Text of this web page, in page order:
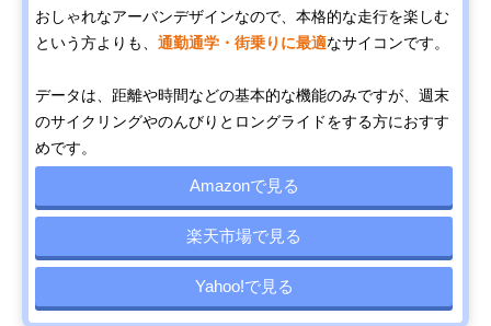
おしゃれなアーバンデザインなので、本格的な走行を楽しむ
という方よりも、 通勤通学・街乗りに最適なサイコンです。
データは、距離や時間などの基本的な機能のみですが、週末
のサイクリングやのんびりとロングライドをする方におすす
めです。
Amazonで見る
楽天市場で見る
Yahoo!で見る